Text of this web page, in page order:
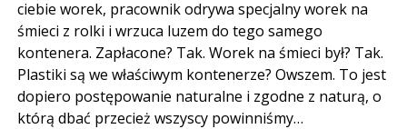
ciebie worek, pracownik odrywa specjalny worek na
śmieci z rolki i wrzuca luzem do tego samego
kontenera. Zapłacone? Tak. Worek na śmieci był? Tak.
Plastiki są we właściwym kontenerze? Owszem. To jest
dopiero postępowanie naturalne i zgodne z naturą, o
którą dbać przecież wszyscy powinniśmy…